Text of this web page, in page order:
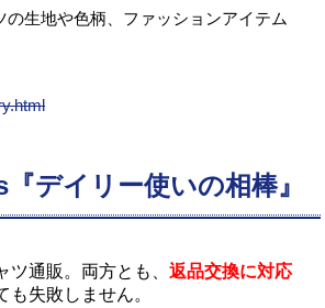
生地や色柄、ファッションアイテム
デイリー使いの相棒』
通販。両方とも、 返品交換に対応
失敗しません。